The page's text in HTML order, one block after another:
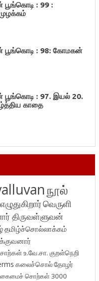
பூங்கொடி : 99 :
பூங்கொடி : 98: கோமகன்
பூங்கொடி : 97. இயல் 20.
காதை
நூல்
வெருளி
திருவள்ளுவன்
தமிழ்ச்சொல்லாக்கம்
உ.வே.சா. குறள்நெறி
கலைச்சொல்தோழர்
சொற்கள் 3000